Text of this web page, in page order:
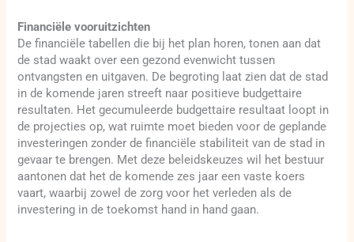
Financiële vooruitzichten
De financiële tabellen die bij het plan horen, tonen aan dat
de stad waakt over een gezond evenwicht tussen
ontvangsten en uitgaven. De begroting laat zien dat de stad
in de komende jaren streeft naar positieve budgettaire
resultaten. Het gecumuleerde budgettaire resultaat loopt in
de projecties op, wat ruimte moet bieden voor de geplande
investeringen zonder de financiële stabiliteit van de stad in
gevaar te brengen. Met deze beleidskeuzes wil het bestuur
aantonen dat het de komende zes jaar een vaste koers
vaart, waarbij zowel de zorg voor het verleden als de
investering in de toekomst hand in hand gaan.